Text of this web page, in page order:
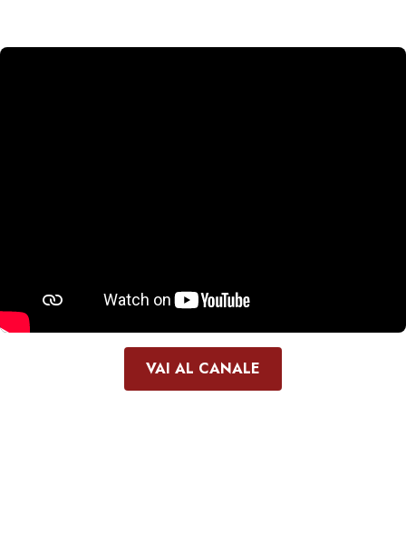
VAI AL CANALE